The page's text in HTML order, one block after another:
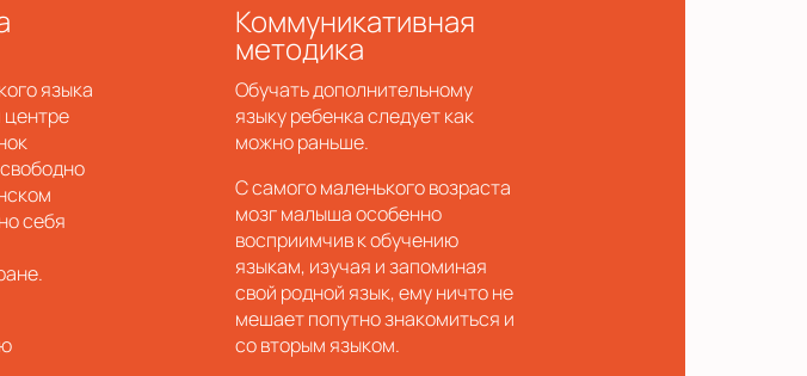
языка
центре
себя
Коммуникативная
методика
Обучать дополнительному
языку ребенка следует как
можно раньше.
С самого маленького возраста
мозг малыша особенно
восприимчив к обучению
языкам, изучая и запоминая
свой родной язык, ему ничто не
мешает попутно знакомиться и
со вторым языком.